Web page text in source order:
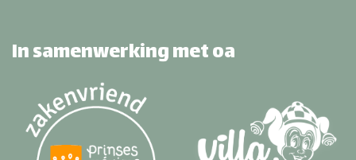
In samenwerking met oa